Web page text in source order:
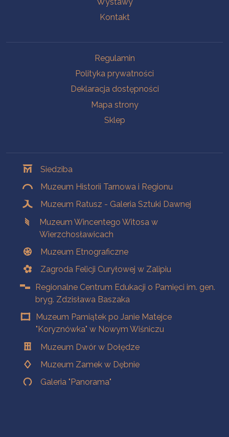
Kontakt
Regulamin
Polityka prywatności
Deklaracja dostępności
Mapa strony
Sklep
Siedziba
Muzeum Historii Tarnowa i Regionu
Muzeum Ratusz - Galeria Sztuki Dawnej
Muzeum Wincentego Witosa w
Wierzchosławicach
Muzeum Etnograficzne
Zagroda Felicji Curyłowej w Zalipiu
Regionalne Centrum Edukacji o Pamięci im. gen.
bryg. Zdzisława Baszaka
Muzeum Pamiątek po Janie Matejce
"Koryznówka" w Nowym Wiśniczu
Muzeum Dwór w Dołędze
Muzeum Zamek w Dębnie
Galeria "Panorama"